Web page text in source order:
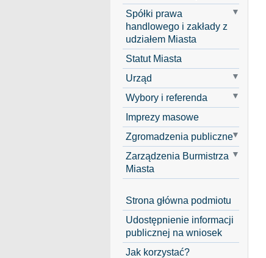
Spółki prawa
handlowego i zakłady z
udziałem Miasta
Statut Miasta
Urząd
Wybory i referenda
Imprezy masowe
Zgromadzenia publiczne
Zarządzenia Burmistrza
Miasta
Strona główna podmiotu
Udostępnienie informacji
publicznej na wniosek
Jak korzystać?